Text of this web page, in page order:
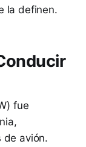
la definen.
fue
de avión.